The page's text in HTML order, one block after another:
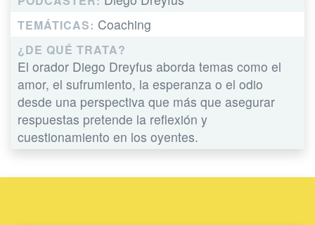
TEMÁTICAS: Coaching
¿DE QUÉ TRATA?
El orador Diego Dreyfus aborda temas como el
amor, el sufrumiento, la esperanza o el odio
desde una perspectiva que más que asegurar
respuestas pretende la reflexión y
cuestionamiento en los oyentes.